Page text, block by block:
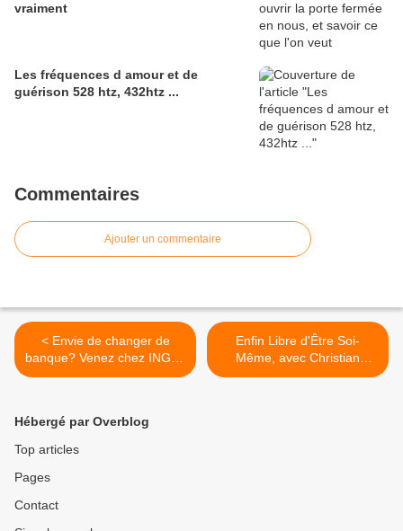
vraiment
Les fréquences d amour et de
guérison 528 htz, 432htz ...
Commentaires
Ajouter un commentaire
< Envie de changer de
banque? Venez chez ING et
profitez de cette offre de
Enfin Libre d'Être Soi-
Même, avec Christian
Junod >
Hébergé par Overblog
Top articles
Pages
Contact